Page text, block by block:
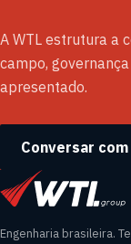
A WTL estrutura a
campo,
apresentado.
Conversar com
Engenharia brasileira.